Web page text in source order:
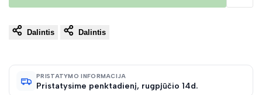
Dalintis Dalintis
PRISTATYMO INFORMACIJA
Pristatysime penktadienį, rugpjūčio 14d.